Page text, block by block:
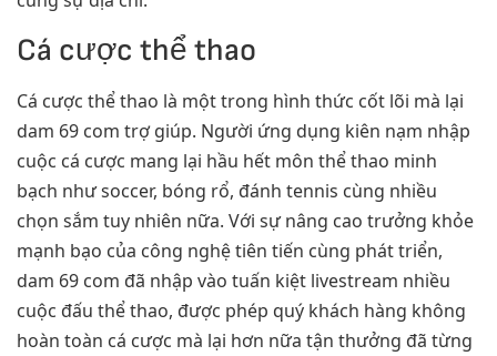
Cá cược thể thao
Cá cược thể thao là một trong hình thức cốt lõi mà lại
dam 69 com trợ giúp. Người ứng dụng kiên nạm nhập
cuộc cá cược mang lại hầu hết môn thể thao minh
bạch như soccer, bóng rổ, đánh tennis cùng nhiều
chọn sắm tuy nhiên nữa. Với sự nâng cao trưởng khỏe
mạnh bạo của công nghệ tiên tiến cùng phát triển,
dam 69 com đã nhập vào tuấn kiệt livestream nhiều
cuộc đấu thể thao, được phép quý khách hàng không
hoàn toàn cá cược mà lại hơn nữa tận thưởng đã từng